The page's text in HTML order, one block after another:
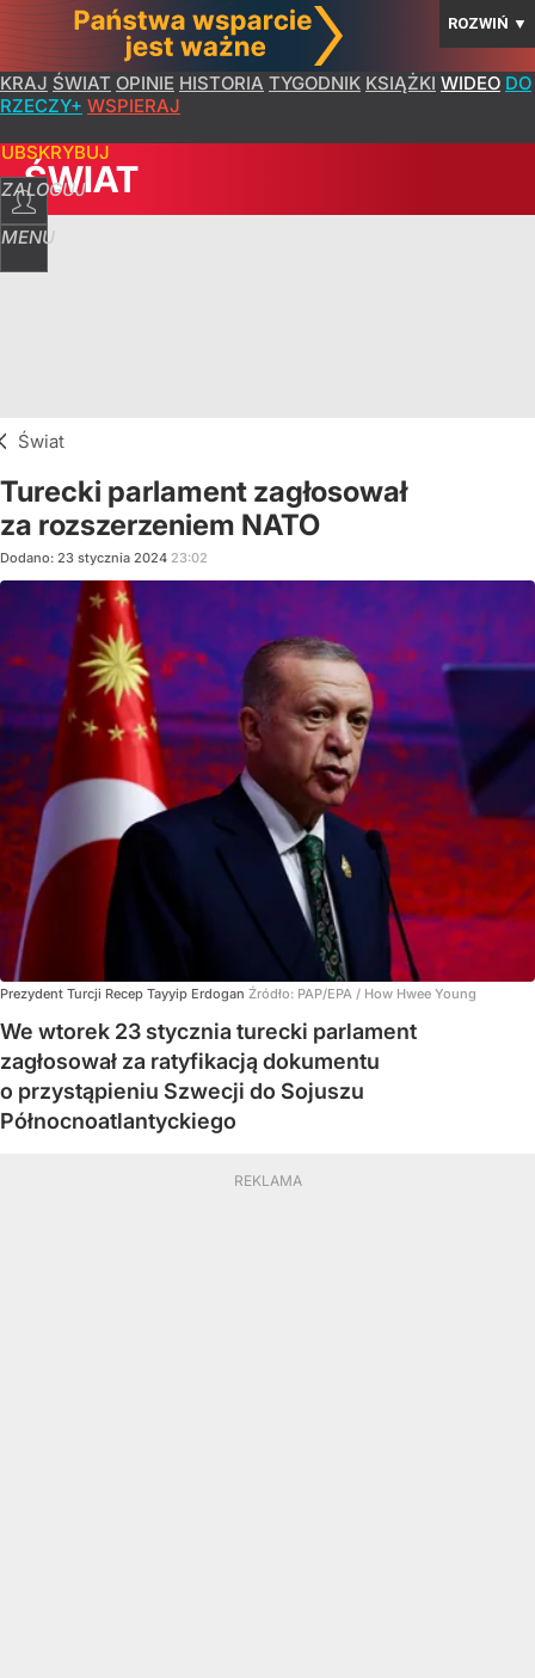
ROZWIŃ ▼
KRAJ ŚWIAT OPINIE HISTORIA TYGODNIK KSIĄŻKI WIDEO DO
RZECZY+ WSPIERAJ
ZALOGUJ
MENU
ŚWIAT
Świat
Turecki parlament zagłosował
za rozszerzeniem NATO
Dodano: 23 stycznia 2024 23:02
Prezydent Turcji Recep Tayyip Erdogan Źródło: PAP/EPA / How Hwee Young
We wtorek 23 stycznia turecki parlament
zagłosował za ratyfikacją dokumentu
o przystąpieniu Szwecji do Sojuszu
Północnoatlantyckiego